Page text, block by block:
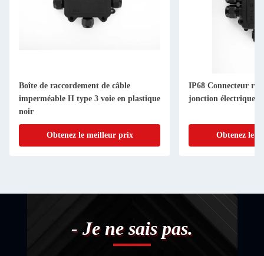
Boîte de raccordement de câble
imperméable H type 3 voie en plastique
noir
Obtenez le meilleur prix
IP68 Connecteur
jonction électrique
Obtenez le
- Je ne sais pas.